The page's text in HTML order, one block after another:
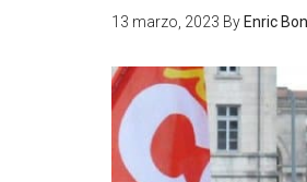
13 marzo, 2023 By Enric